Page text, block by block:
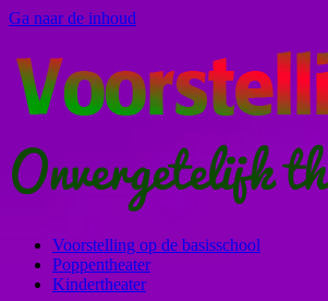
Ga naar de inhoud
Voorstelling op de basisschool
Poppentheater
Kindertheater